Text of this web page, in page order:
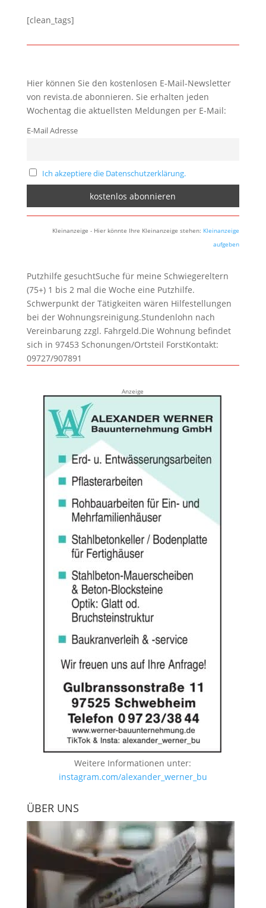
[clean_tags]
Hier können Sie den kostenlosen E-Mail-Newsletter
von revista.de abonnieren. Sie erhalten jeden
Wochentag die aktuellsten Meldungen per E-Mail:
E-Mail Adresse
Ich akzeptiere die Datenschutzerklärung.
Kleinanzeige - Hier könnte Ihre Kleinanzeige stehen: Kleinanzeige
aufgeben
Putzhilfe gesuchtSuche für meine Schwiegereltern
(75+) 1 bis 2 mal die Woche eine Putzhilfe.
Schwerpunkt der Tätigkeiten wären Hilfestellungen
bei der Wohnungsreinigung.Stundenlohn nach
Vereinbarung zzgl. Fahrgeld.Die Wohnung befindet
sich in 97453 Schonungen/Ortsteil ForstKontakt:
09727/907891
Anzeige
Weitere Informationen unter:
instagram.com/alexander_werner_bu
ÜBER UNS